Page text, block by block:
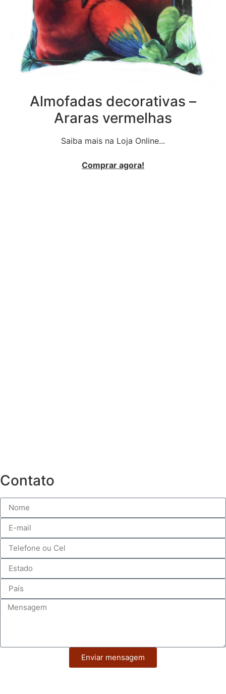
Almofadas decorativas –
Araras vermelhas
Saiba mais na Loja Online...
Comprar agora!
Contato
Enviar mensagem